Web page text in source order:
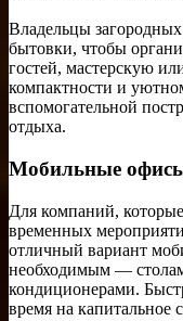
Владельцы
бытовки, чтобы
гостей, мастерскую
компактности и
вспомогательной
отдыха.
Мобильные
Для компаний,
временных
отличный вариант
необходимым —
кондиционерами.
время на капитальное